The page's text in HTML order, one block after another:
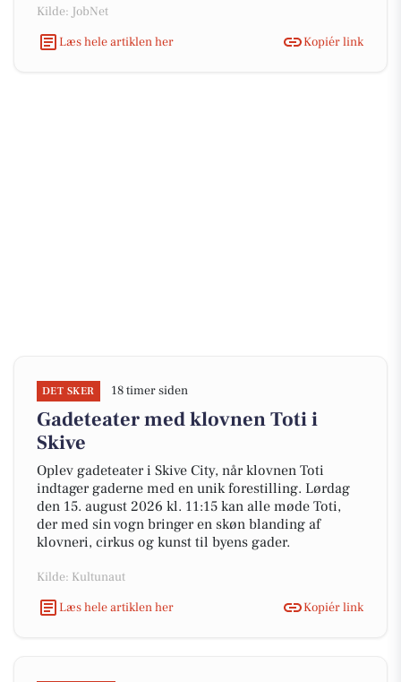
Kilde: JobNet
Læs hele artiklen her
Kopiér link
DET SKER 18 timer siden
Gadeteater med klovnen Toti i
Skive
Oplev gadeteater i Skive City, når klovnen Toti
indtager gaderne med en unik forestilling. Lørdag
den 15. august 2026 kl. 11:15 kan alle møde Toti,
der med sin vogn bringer en skøn blanding af
klovneri, cirkus og kunst til byens gader.
Kilde: Kultunaut
Læs hele artiklen her
Kopiér link